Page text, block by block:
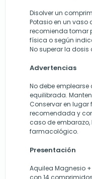
Disolver un
Potasio en un vaso
recomienda tomar
física o según
No superar la dosis
Advertencias
No debe
equilibrada.
Conservar en lugar
recomendada y
caso de
farmacológico.
Presentación
Aquilea Magnesio
con 14